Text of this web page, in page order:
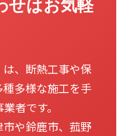
は、断熱工事や保
多様な施工を手
者です。
や鈴鹿市、菰野